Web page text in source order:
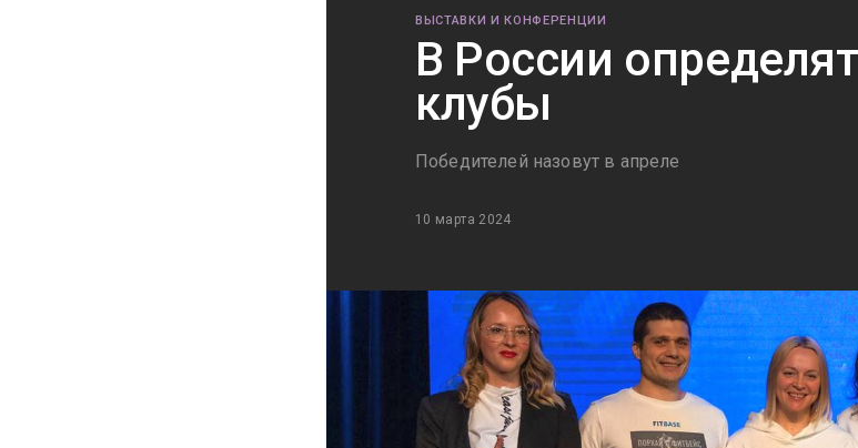
ВЫСТАВКИ И КОНФЕРЕНЦИИ
В России
клубы
Победителей назовут в апреле
10 марта 2024